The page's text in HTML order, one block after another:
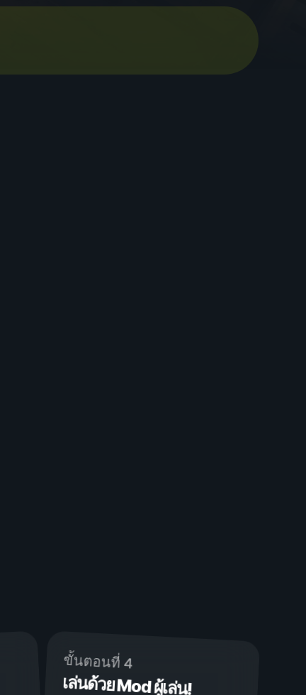
ขั้นตอนที่ 4
เล่นด้วย Mod ผู้เล่น!